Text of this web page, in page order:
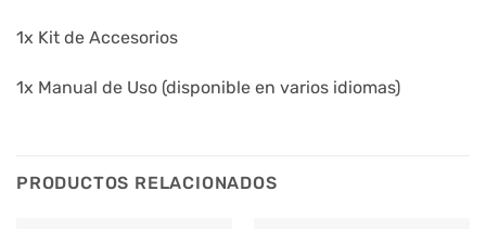
1x Kit de Accesorios
1x Manual de Uso (disponible en varios idiomas)
PRODUCTOS RELACIONADOS